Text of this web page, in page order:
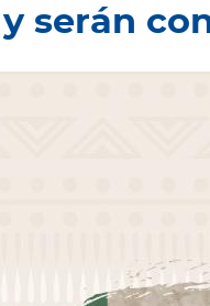
serán